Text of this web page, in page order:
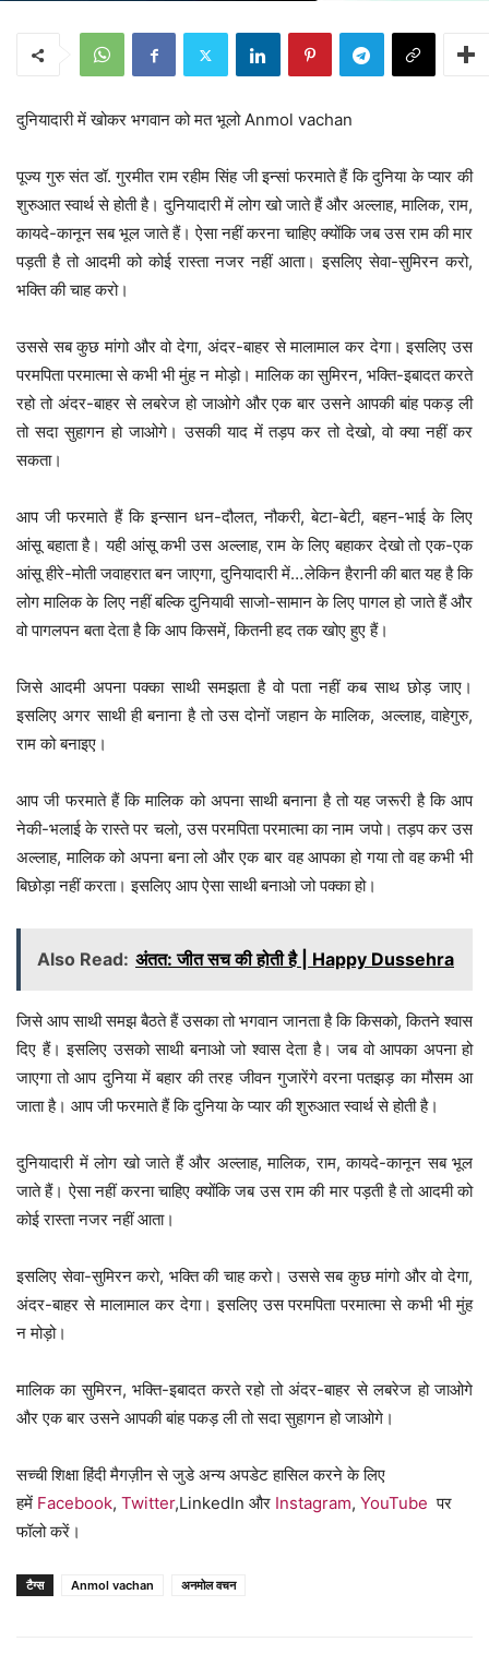
दुनियादारी में खोकर भगवान को मत भूलो Anmol vachan
पूज्य गुरु संत डॉ. गुरमीत राम रहीम सिंह जी इन्सां फरमाते हैं कि दुनिया के प्यार की
शुरुआत स्वार्थ से होती है। दुनियादारी में लोग खो जाते हैं और अल्लाह, मालिक, राम,
कायदे-कानून सब भूल जाते हैं। ऐसा नहीं करना चाहिए क्योंकि जब उस राम की मार
पड़ती है तो आदमी को कोई रास्ता नजर नहीं आता। इसलिए सेवा-सुमिरन करो,
भक्ति की चाह करो।
उससे सब कुछ मांगो और वो देगा, अंदर-बाहर से मालामाल कर देगा। इसलिए उस
परमपिता परमात्मा से कभी भी मुंह न मोड़ो। मालिक का सुमिरन, भक्ति-इबादत करते
रहो तो अंदर-बाहर से लबरेज हो जाओगे और एक बार उसने आपकी बांह पकड़ ली
तो सदा सुहागन हो जाओगे। उसकी याद में तड़प कर तो देखो, वो क्या नहीं कर
सकता।
आप जी फरमाते हैं कि इन्सान धन-दौलत, नौकरी, बेटा-बेटी, बहन-भाई के लिए
आंसू बहाता है। यही आंसू कभी उस अल्लाह, राम के लिए बहाकर देखो तो एक-एक
आंसू हीरे-मोती जवाहरात बन जाएगा, दुनियादारी में…लेकिन हैरानी की बात यह है कि
लोग मालिक के लिए नहीं बल्कि दुनियावी साजो-सामान के लिए पागल हो जाते हैं और
वो पागलपन बता देता है कि आप किसमें, कितनी हद तक खोए हुए हैं।
जिसे आदमी अपना पक्का साथी समझता है वो पता नहीं कब साथ छोड़ जाए।
इसलिए अगर साथी ही बनाना है तो उस दोनों जहान के मालिक, अल्लाह, वाहेगुरु,
राम को बनाइए।
आप जी फरमाते हैं कि मालिक को अपना साथी बनाना है तो यह जरूरी है कि आप
नेकी-भलाई के रास्ते पर चलो, उस परमपिता परमात्मा का नाम जपो। तड़प कर उस
अल्लाह, मालिक को अपना बना लो और एक बार वह आपका हो गया तो वह कभी भी
बिछोड़ा नहीं करता। इसलिए आप ऐसा साथी बनाओ जो पक्का हो।
Also Read: अंतत: जीत सच की होती है | Happy Dussehra
जिसे आप साथी समझ बैठते हैं उसका तो भगवान जानता है कि किसको, कितने श्वास
दिए हैं। इसलिए उसको साथी बनाओ जो श्वास देता है। जब वो आपका अपना हो
जाएगा तो आप दुनिया में बहार की तरह जीवन गुजारेंगे वरना पतझड़ का मौसम आ
जाता है। आप जी फरमाते हैं कि दुनिया के प्यार की शुरुआत स्वार्थ से होती है।
दुनियादारी में लोग खो जाते हैं और अल्लाह, मालिक, राम, कायदे-कानून सब भूल
जाते हैं। ऐसा नहीं करना चाहिए क्योंकि जब उस राम की मार पड़ती है तो आदमी को
कोई रास्ता नजर नहीं आता।
इसलिए सेवा-सुमिरन करो, भक्ति की चाह करो। उससे सब कुछ मांगो और वो देगा,
अंदर-बाहर से मालामाल कर देगा। इसलिए उस परमपिता परमात्मा से कभी भी मुंह
न मोड़ो।
मालिक का सुमिरन, भक्ति-इबादत करते रहो तो अंदर-बाहर से लबरेज हो जाओगे
और एक बार उसने आपकी बांह पकड़ ली तो सदा सुहागन हो जाओगे।
सच्ची शिक्षा हिंदी मैगज़ीन से जुडे अन्य अपडेट हासिल करने के लिए
हमें Facebook, Twitter,LinkedIn और Instagram, YouTube पर
फॉलो करें।
टैग्स Anmol vachan अनमोल वचन